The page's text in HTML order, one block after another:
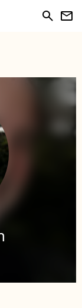
search newsletter